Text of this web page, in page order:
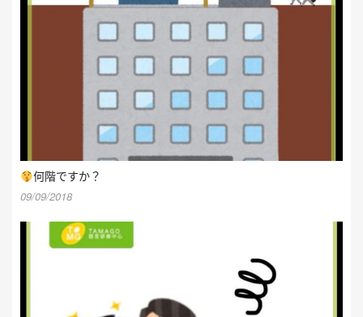
何階ですか？
09/09/2018